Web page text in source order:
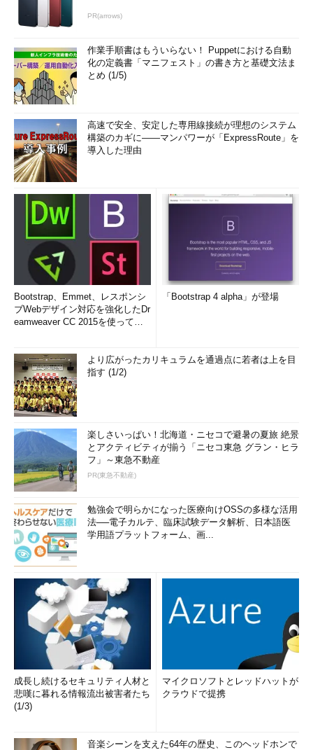
PR(arrows)
作業手順書はもういらない！ Puppetにおける自動
化の定義書「マニフェスト」の書き方と基礎文法ま
とめ (1/5)
高速で安全、安定した専用線接続が理想のシステム
構築のカギに――マンパワーが「ExpressRoute」を
導入した理由
Bootstrap、Emmet、レスポンシ
ブWebデザイン対応を強化したDr
eamweaver CC 2015を使って
「Bootstrap 4 alpha」が登場
より広がったカリキュラムを通過点に若者は上を目
指す (1/2)
楽しさいっぱい！北海道・ニセコで避暑の夏旅 絶景
とアクティビティが揃う「ニセコ東急 グラン・ヒラ
フ」～東急不動産
PR(東急不動産)
勉強会で明らかになった医療向けOSSの多様な活用
法──電子カルテ、臨床試験データ解析、日本語医
学用語プラットフォーム、画...
成長し続けるセキュリティ人材と
悲嘆に暮れる情報流出被害者たち
(1/3)
マイクロソフトとレッドハットが
クラウドで提携
音楽シーンを支えた64年の歴史、このヘッドホンで